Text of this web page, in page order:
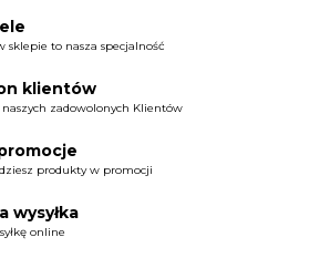
sklepie to nasza specjalność
klientów
naszych zadowolonych Klientów
produkty w promocji
wysyłka
online